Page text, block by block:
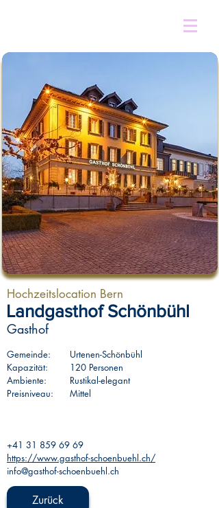
Hochzeitslocation Bern
Landgasthof Schönbühl
Gasthof
Gemeinde:
Urtenen-Schönbühl
Kapazität:
120 Personen
Ambiente:
Rustikal-elegant
Preisniveau:
Mittel
+41 31 859 69 69
https://www.gasthof-schoenbuehl.ch/
info@gasthof-schoenbuehl.ch
Zurück